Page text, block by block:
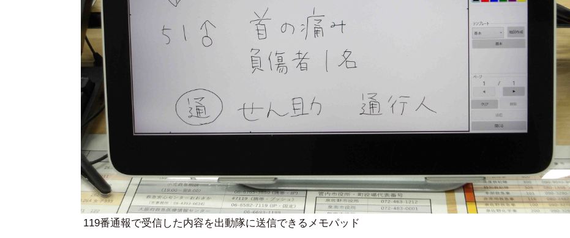
119番通報で受信した内容を出動隊に送信できるメモパッド